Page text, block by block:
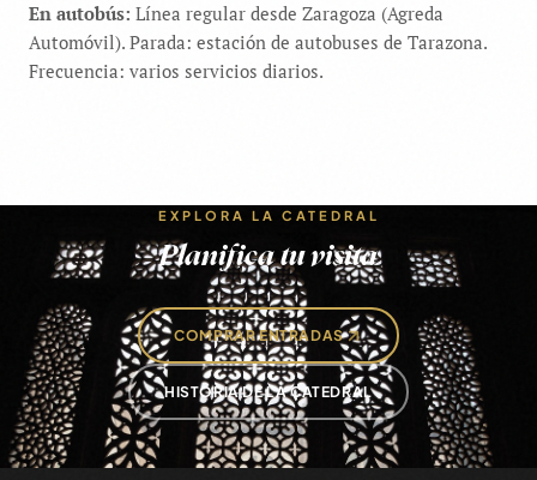
En autobús: Línea regular desde Zaragoza (Agreda
Automóvil). Parada: estación de autobuses de Tarazona.
Frecuencia: varios servicios diarios.
EXPLORA LA CATEDRAL
Planifica tu visita
COMPRAR ENTRADAS
HISTORIA DE LA CATEDRAL